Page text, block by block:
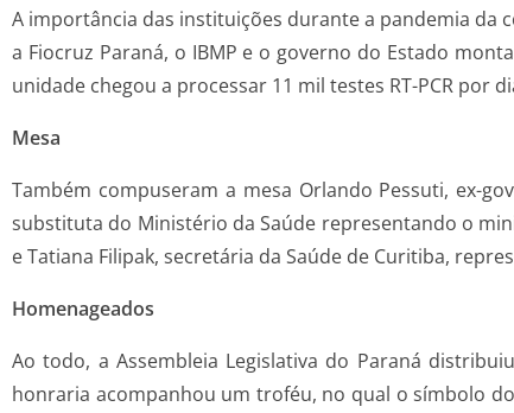
A importância das instituições durante a pandemia da
a Fiocruz Paraná, o IBMP e o governo do Estado
unidade chegou a processar 11 mil testes RT-PCR por
Mesa
Também compuseram a mesa Orlando Pessuti, ex-
substituta do Ministério da Saúde representando o
e Tatiana Filipak, secretária da Saúde de Curitiba,
Homenageados
Ao todo, a Assembleia Legislativa do Paraná
honraria acompanhou um troféu, no qual o símbolo